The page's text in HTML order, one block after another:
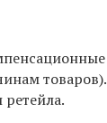
товаров).